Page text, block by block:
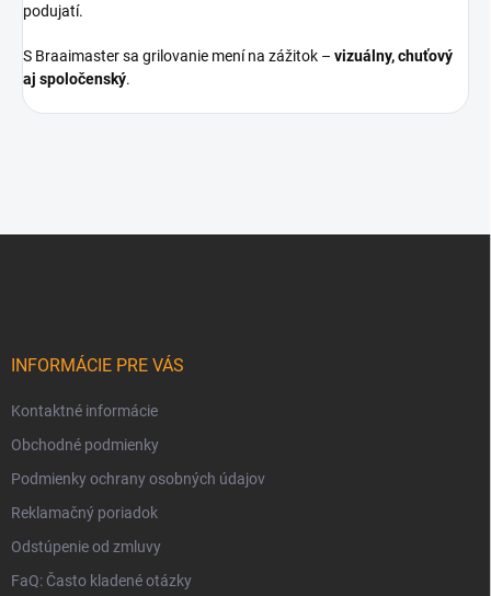
podujatí.
S Braaimaster sa grilovanie mení na zážitok – vizuálny, chuťový
aj spoločenský.
INFORMÁCIE PRE VÁS
Kontaktné informácie
Obchodné podmienky
Podmienky ochrany osobných údajov
Reklamačný poriadok
Odstúpenie od zmluvy
FaQ: Často kladené otázky